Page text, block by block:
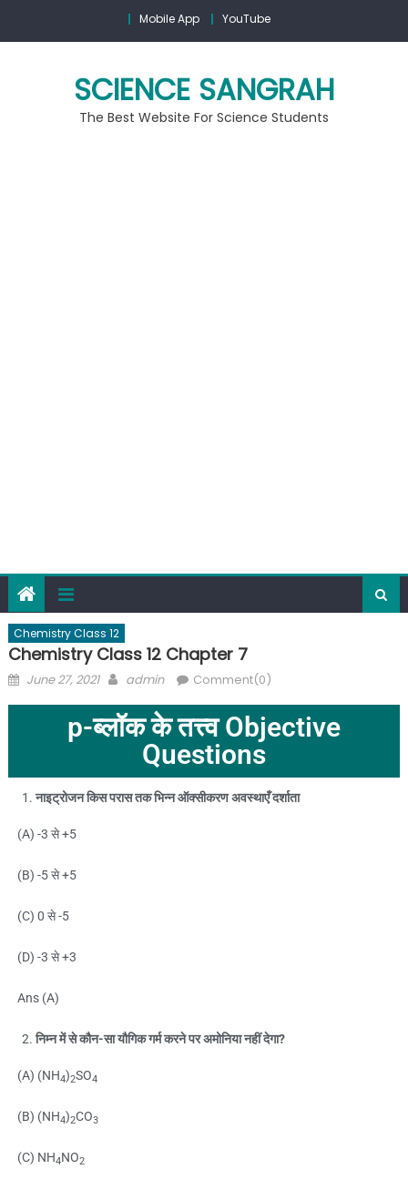
Mobile App YouTube
SCIENCE SANGRAH
The Best Website For Science Students
Chemistry Class 12
Chemistry Class 12 Chapter 7
June 27, 2021 admin Comment(0)
p-ब्लॉक के तत्त्व Objective
Questions
नाइट्रोजन किस परास तक भिन्न ऑक्सीकरण अवस्थाएँ दर्शाता
(A) -3 से +5
(B) -5 से +5
(C) 0 से -5
(D) -3 से +3
Ans (A)
निम्न में से कौन-सा यौगिक गर्म करने पर अमोनिया नहीं देगा?
(A) (NH4)2SO4
(B) (NH4)2CO3
(C) NH4NO2